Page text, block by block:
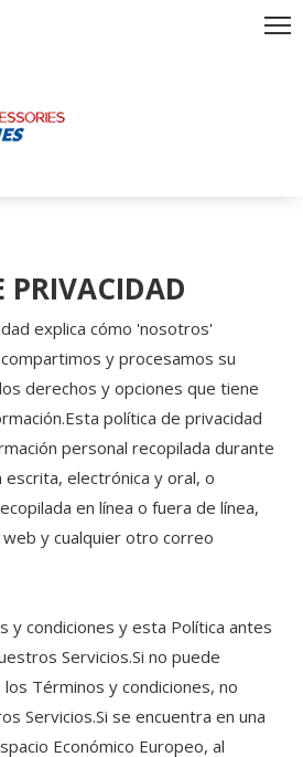
PRIVACIDAD
explica cómo 'nosotros'
y procesamos su
derechos y opciones que tiene
política de privacidad
personal recopilada durante
escrita, electrónica y oral, o
en línea o fuera de línea,
y cualquier otro correo
y condiciones y esta Política antes
Servicios.Si no puede
Términos y condiciones, no
Servicios.Si se encuentra en una
Económico Europeo, al